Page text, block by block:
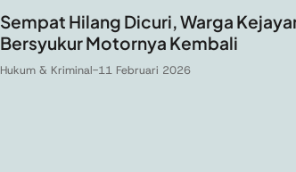
Sempat Hilang Dicuri, Warga
Bersyukur Motornya Kembali
Hukum & Kriminal-11 Februari 2026